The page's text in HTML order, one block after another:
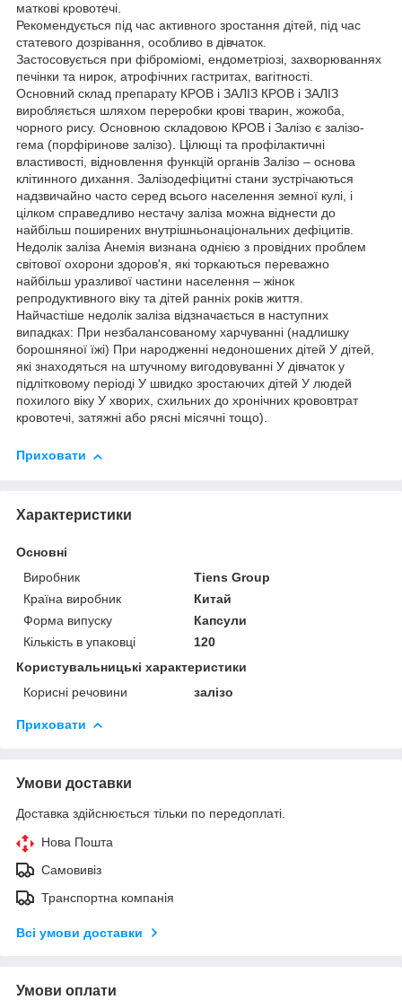
маткові кровотечі.
Рекомендується під час активного зростання дітей, під час
статевого дозрівання, особливо в дівчаток.
Застосовується при фіброміомі, ендометріозі, захворюваннях
печінки та нирок, атрофічних гастритах, вагітності.
Основний склад препарату КРОВ і ЗАЛІЗ КРОВ і ЗАЛІЗ
виробляється шляхом переробки крові тварин, жожоба,
чорного рису. Основною складовою КРОВ і Залізо є залізо-
гема (порфіринове залізо). Цілющі та профілактичні
властивості, відновлення функцій органів Залізо – основа
клітинного дихання. Залізодефіцитні стани зустрічаються
надзвичайно часто серед всього населення земної кулі, і
цілком справедливо нестачу заліза можна віднести до
найбільш поширених внутрішньонаціональних дефіцитів.
Недолік заліза Анемія визнана однією з провідних проблем
світової охорони здоров'я, які торкаються переважно
найбільш уразливої ​​частини населення – жінок
репродуктивного віку та дітей ранніх років життя.
Найчастіше недолік заліза відзначається в наступних
випадках: При незбалансованому харчуванні (надлишку
борошняної їжі) При народженні недоношених дітей У дітей,
які знаходяться на штучному вигодовуванні У дівчаток у
підлітковому періоді У швидко зростаючих дітей У людей
похилого віку У хворих, схильних до хронічних крововтрат
кровотечі, затяжні або рясні місячні тощо).
Приховати
Характеристики
Основні
Виробник
Tiens Group
Країна виробник
Китай
Форма випуску
Капсули
Кількість в упаковці
120
Користувальницькі характеристики
Корисні речовини
залізо
Приховати
Умови доставки
Доставка здійснюється тільки по передоплаті.
Нова Пошта
Самовивіз
Транспортна компанія
Всі умови доставки
Умови оплати